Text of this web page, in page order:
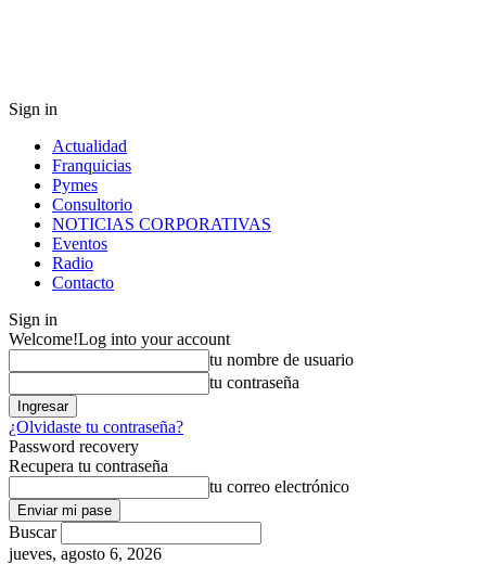
Sign in
Actualidad
Franquicias
Pymes
Consultorio
NOTICIAS CORPORATIVAS
Eventos
Radio
Contacto
Sign in
Welcome!Log into your account
tu nombre de usuario
tu contraseña
¿Olvidaste tu contraseña?
Password recovery
Recupera tu contraseña
tu correo electrónico
Buscar
jueves, agosto 6, 2026